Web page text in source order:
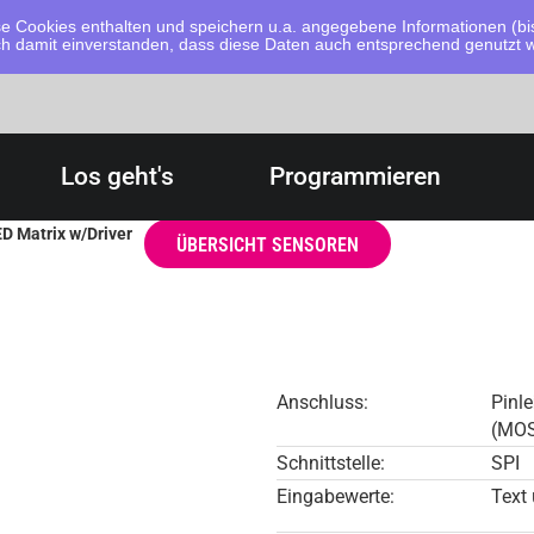
Cookies enthalten und speichern u.a. angegebene Informationen
damit einverstanden, dass diese Daten auch entsprechend genutzt
Los geht's Programmieren
Matrix w/Driver ÜBERSICHT SENSOREN
Anschluss:
Schnittstelle:
SPI
Eingabewerte:
Text